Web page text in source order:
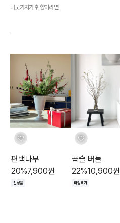
나뭇가지가 취향이라면
편백나무
20%7,900원
신상품
곱슬 버들
22%10,900원
타임특가